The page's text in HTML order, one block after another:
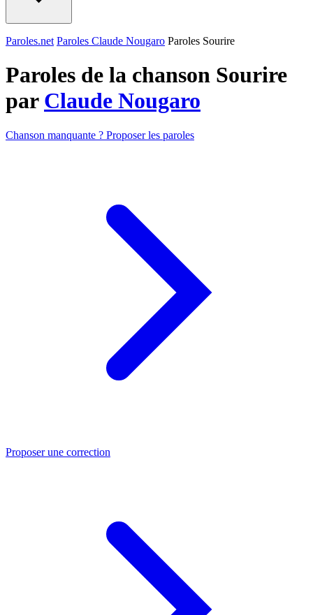
Paroles.net Paroles Claude Nougaro Paroles Sourire
Paroles de la chanson Sourire
par Claude Nougaro
Chanson manquante ? Proposer les paroles
Proposer une correction